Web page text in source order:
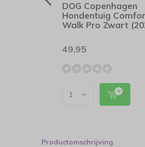
DOG Copenhagen
Hondentuig
Walk Pro Zwart
49,95
Productomschrijving